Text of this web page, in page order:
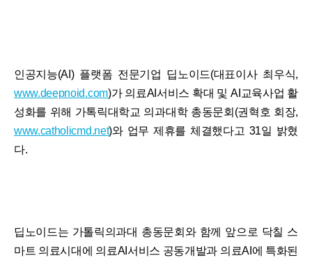
인공지능(AI) 플랫폼 전문기업 딥노이드(대표이사 최우식,
www.deepnoid.com)가 의료AI서비스 확대 및 AI교육사업 활
성화를 위해 가톡릭대학교 의과대학 총동문회(권혁호 회장,
www.catholicmd.net)와 업무 제휴를 체결했다고 31일 밝혔
다.
딥노이드는 가톨릭의과대 총동문회와 함께 앞으로 닥칠 스
마트 의료시대에 의료AI서비스 공동개발과 의료AI에 특화된